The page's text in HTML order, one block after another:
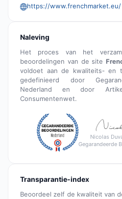
https://www.frenchmarket.eu/
Naleving
Het proces van het
beoordelingen van de site
voldoet aan de kwaliteits- en
gedefinieerd door
Nederland en door
Consumentenwet.
Nicolas
Gegarandeerde
Transparantie-index
Beoordeel zelf de kwaliteit van